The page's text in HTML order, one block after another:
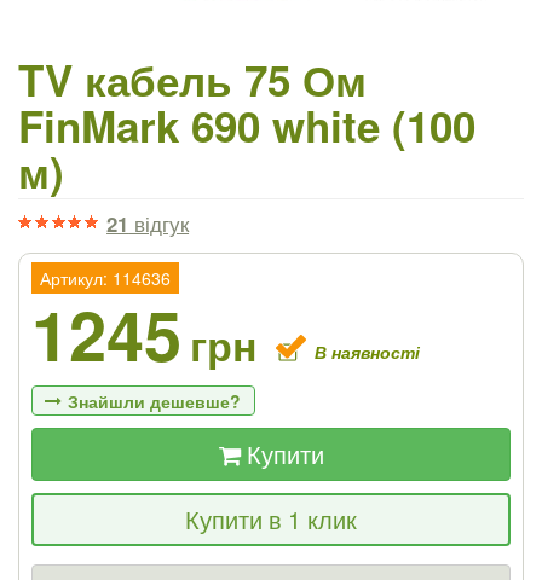
TV кабель 75 Ом
FinMark 690 white (100
м)
21 відгук
Артикул: 114636
1245 грн В наявності
Знайшли дешевше?
Якщо Ви знайдете товар дешевше - ми
знизимо ціну і подаруємо % від різниці
Купити
Купити в 1 клик